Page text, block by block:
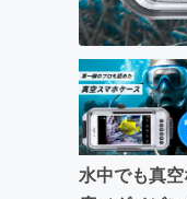
水中でも真